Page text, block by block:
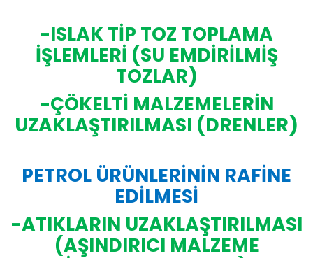
-ISLAK TİP TOZ TOPLAMA
İŞLEMLERİ (SU EMDİRİLMİŞ
TOZLAR)
-ÇÖKELTİ MALZEMELERİN
UZAKLAŞTIRILMASI (DRENLER)
PETROL ÜRÜNLERİNİN RAFİNE
EDİLMESİ
-ATIKLARIN UZAKLAŞTIRILMASI
(AŞINDIRICI MALZEME